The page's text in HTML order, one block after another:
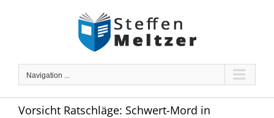
Navigation ...
Vorsicht Ratschläge: Schwert-Mord in